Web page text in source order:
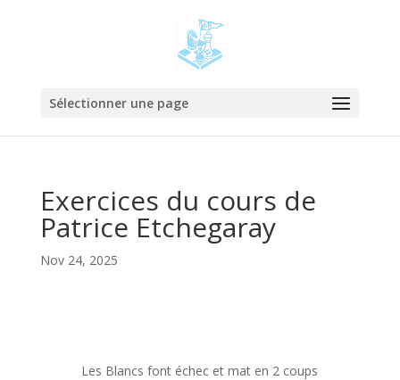
Sélectionner une page
Exercices du cours de
Patrice Etchegaray
Nov 24, 2025
Les Blancs font échec et mat en 2 coups